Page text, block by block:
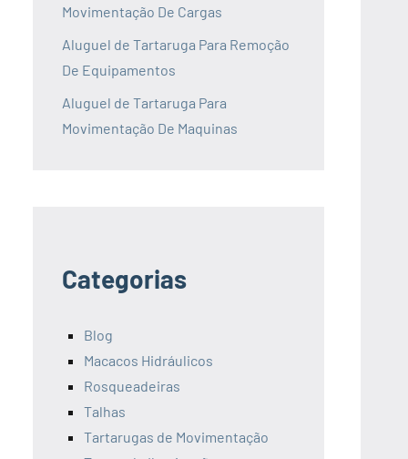
Movimentação De Cargas
Aluguel de Tartaruga Para Remoção
De Equipamentos
Aluguel de Tartaruga Para
Movimentação De Maquinas
Categorias
Blog
Macacos Hidráulicos
Rosqueadeiras
Talhas
Tartarugas de Movimentação